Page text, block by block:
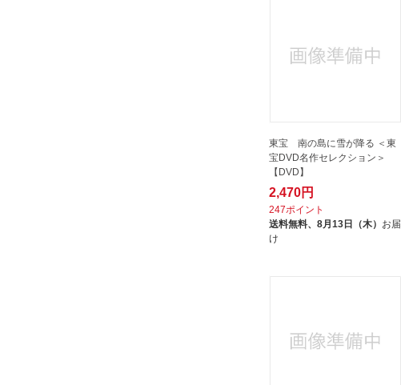
東宝 南の島に雪が降る ＜東
宝DVD名作セレクション＞
【DVD】
2,470円
247ポイント
送料無料、 8月13日（木） お届
け